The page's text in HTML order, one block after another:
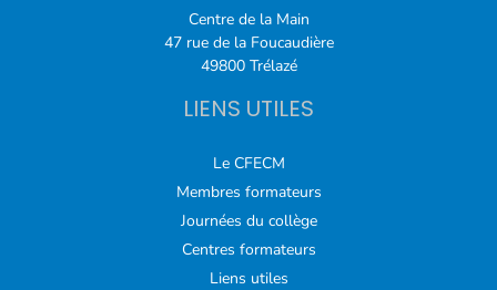
Centre de la Main
47 rue de la Foucaudière
49800 Trélazé
LIENS UTILES
Le CFECM
Membres formateurs
Journées du collège
Centres formateurs
Liens utiles